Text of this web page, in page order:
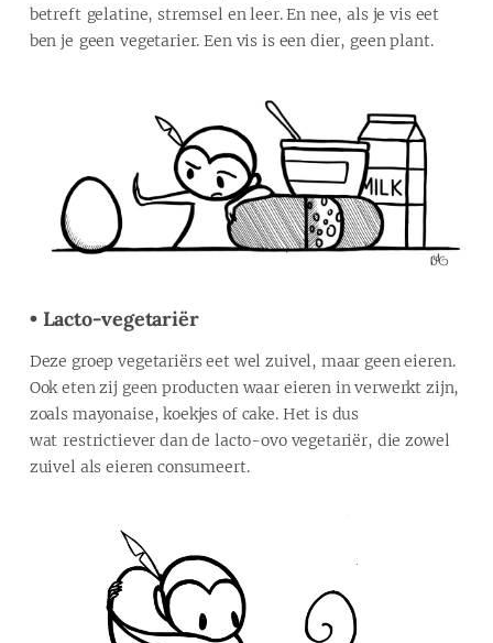
betreft gelatine, stremsel en leer. En nee, als je vis eet
ben je geen vegetarier. Een vis is een dier, geen plant.
• Lacto-vegetariër
Deze groep vegetariërs eet wel zuivel, maar geen eieren.
Ook eten zij geen producten waar eieren in verwerkt zijn,
zoals mayonaise, koekjes of cake. Het is dus
wat restrictiever dan de lacto-ovo vegetariër, die zowel
zuivel als eieren consumeert.